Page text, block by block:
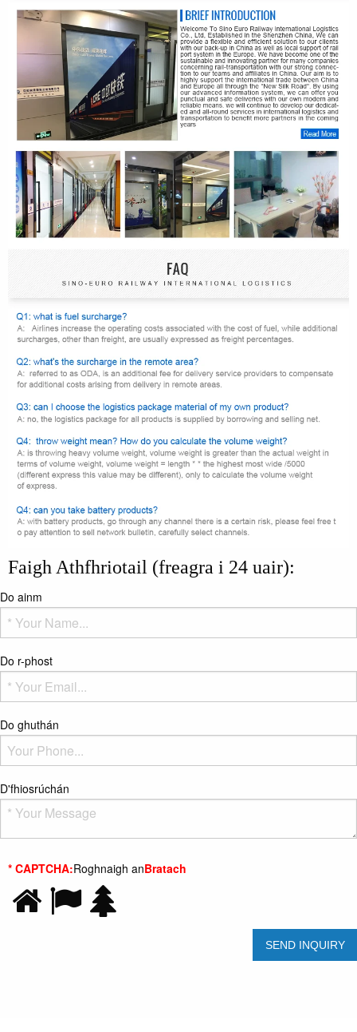
Faigh Athfhriotail (freagra i 24 uair):
Do ainm
Do r-phost
Do ghuthán
D'fhiosrúchán
* CAPTCHA:Roghnaigh anBratach